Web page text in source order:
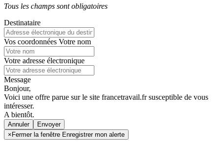
Tous les champs sont obligatoires
Destinataire
Vos coordonnées Votre nom
Votre adresse électronique
Message
Bonjour,
Voici une offre parue sur le site francetravail.fr susceptible de vous
intéresser.
A bientôt.
Annuler
× Fermer la fenêtre Enregistrer mon alerte